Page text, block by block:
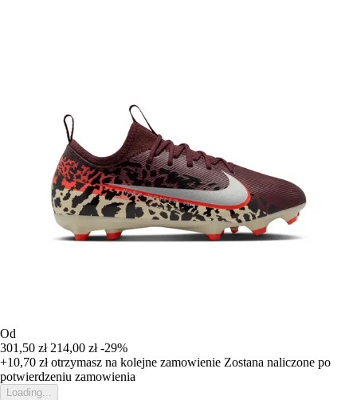
Od
301,50 zł 214,00 zł -29%
+10,70 złotrzymasz na kolejne zamowienie Zostana naliczone po
potwierdzeniu zamowienia
Loading...